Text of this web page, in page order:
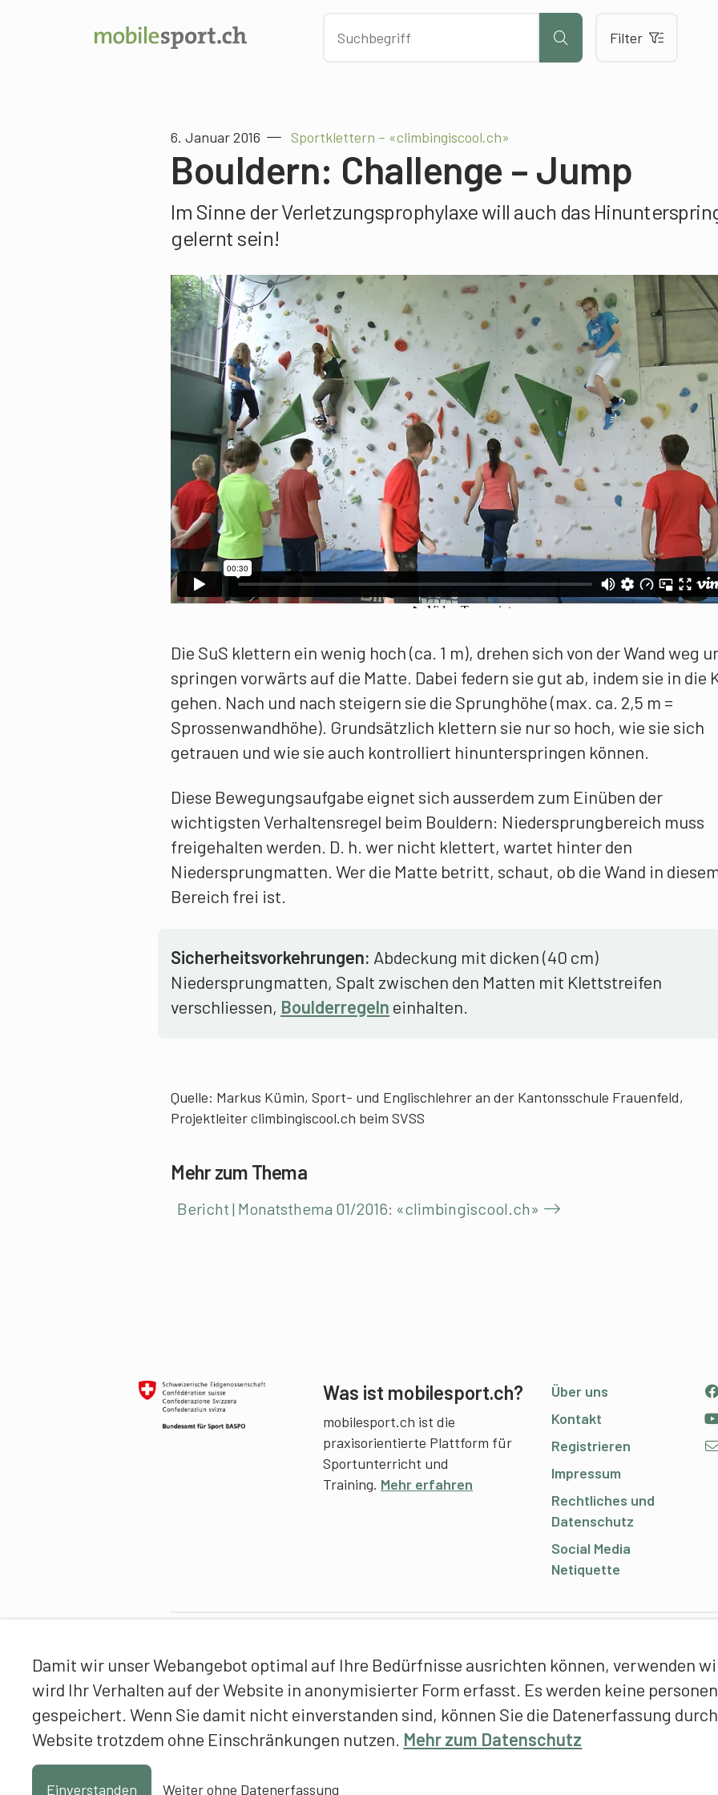
Damit wir unser Webangebot optimal auf Ihre Bedürfnisse ausrichten können, verwenden
wird Ihr Verhalten auf der Website in anonymisierter Form erfasst. Es werden keine
gespeichert. Wenn Sie damit nicht einverstanden sind, können Sie die Datenerfassung
Website trotzdem ohne Einschränkungen nutzen. Mehr zum Datenschutz
Einverstanden Weiter ohne Datenerfassung
Filter
6. Januar 2016 Sportklettern – «climbingiscool.ch»
Bouldern: Challenge – Jump
Im Sinne der Verletzungsprophylaxe will auch das
gelernt sein!
Die SuS klettern ein wenig hoch (ca. 1 m), drehen sich von der Wand weg
springen vorwärts auf die Matte. Dabei federn sie gut ab, indem sie in die
gehen. Nach und nach steigern sie die Sprunghöhe (max. ca. 2,5 m =
Sprossenwandhöhe). Grundsätzlich klettern sie nur so hoch, wie sie sich
getrauen und wie sie auch kontrolliert hinunterspringen können.
Diese Bewegungsaufgabe eignet sich ausserdem zum Einüben der
wichtigsten Verhaltensregel beim Bouldern: Niedersprungbereich muss
freigehalten werden. D. h. wer nicht klettert, wartet hinter den
Niedersprungmatten. Wer die Matte betritt, schaut, ob die Wand in
Bereich frei ist.
Sicherheitsvorkehrungen: Abdeckung mit dicken (40 cm)
Niedersprungmatten, Spalt zwischen den Matten mit Klettstreifen
verschliessen, Boulderregeln einhalten.
Quelle: Markus Kümin, Sport- und Englischlehrer an der Kantonsschule Frauenfeld,
Projektleiter climbingiscool.ch beim SVSS
Mehr zum Thema
Bericht | Monatsthema 01/2016: «climbingiscool.ch»
Was ist mobilesport.ch?
mobilesport.ch ist die
praxisorientierte Plattform für
Sportunterricht und
Training. Mehr erfahren
Über uns
Kontakt
Registrieren
Impressum
Rechtliches und
Datenschutz
Social Media
Netiquette